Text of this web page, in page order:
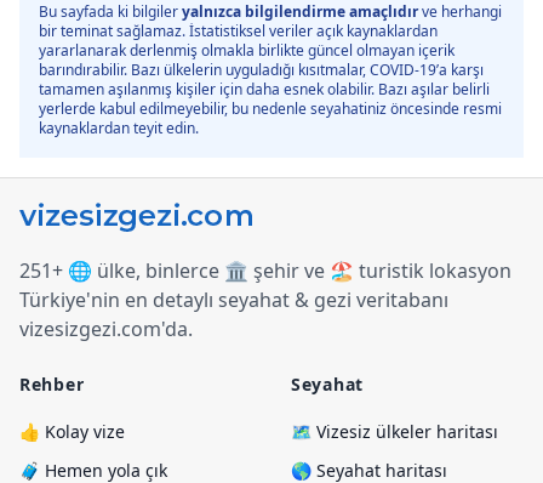
Bu sayfada ki bilgileryalnızca bilgilendirme amaçlıdırve herhangi
bir teminat sağlamaz. İstatistiksel veriler açık kaynaklardan
yararlanarak derlenmiş olmakla birlikte güncel olmayan içerik
barındırabilir. Bazı ülkelerin uyguladığı kısıtmalar, COVID-19’a karşı
tamamen aşılanmış kişiler için daha esnek olabilir. Bazı aşılar belirli
yerlerde kabul edilmeyebilir, bu nedenle seyahatiniz öncesinde resmi
kaynaklardan teyit edin.
251+ 🌐 ülke, binlerce 🏛️ şehir ve 🏖️ turistik lokasyon
Türkiye'nin en detaylı seyahat & gezi veritabanı
vizesizgezi.com'da.
Rehber
👍 Kolay vize
🧳 Hemen yola çık
Seyahat
🗺️ Vizesiz ülkeler haritası
🌎 Seyahat haritası